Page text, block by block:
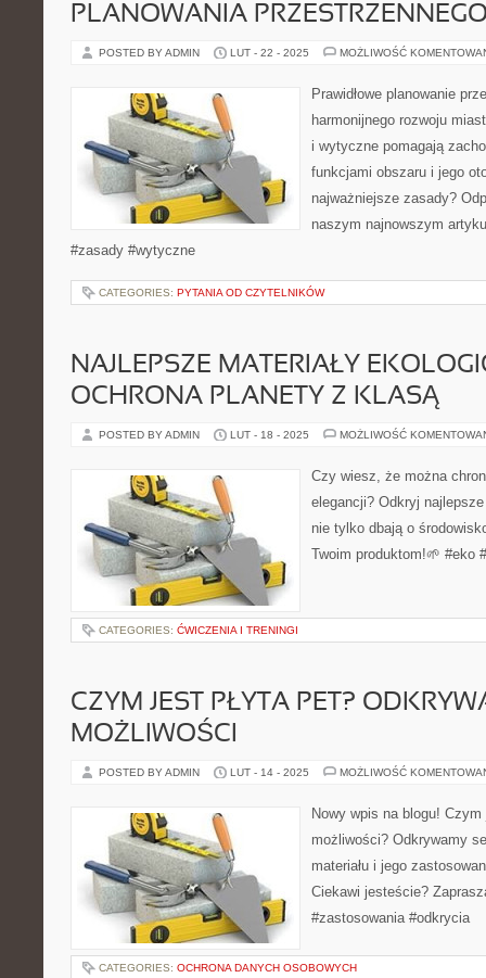
PLANOWANIA
POSTED BY ADMIN LUT - 22 - 2025 MOŻLIWOŚĆ
Prawidłowe planowanie
harmonijnego rozwoju
i wytyczne pomagają
funkcjami obszaru i jego
najważniejsze zasady?
naszym najnowszym
#zasady #wytyczne
CATEGORIES: PYTANIA OD CZYTELNIKÓW
NAJLEPSZE MATERIAŁY
OCHRONA PLANETY Z KLASĄ
POSTED BY ADMIN LUT - 18 - 2025 MOŻLIWOŚĆ
Czy wiesz, że można
elegancji? Odkryj
nie tylko dbają o
Twoim produktom!🌱 #eko
CATEGORIES: ĆWICZENIA I TRENINGI
CZYM JEST PŁYTA PET?
MOŻLIWOŚCI
POSTED BY ADMIN LUT - 14 - 2025 MOŻLIWOŚĆ
Nowy wpis na blogu!
możliwości? Odkrywamy
materiału i jego
Ciekawi jesteście?
#zastosowania #odkrycia
CATEGORIES: OCHRONA DANYCH OSOBOWYCH